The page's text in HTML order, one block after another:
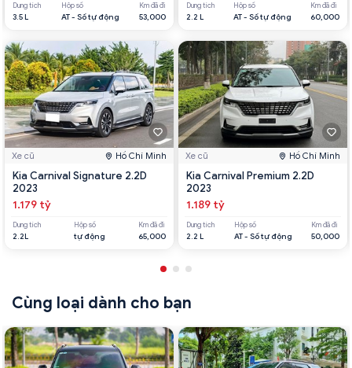
Dung tích
3.5 L
Hộp số
AT - Số tự động
Km đã đi
53,000
Xe cũ Hồ Chí Minh
Kia Carnival Signature 2.2D
2023
1.179 tỷ
Dung tích
2.2L
Hộp số
tự động
Km đã đi
65,000
Dung tích
2.2 L
Hộp số
AT - Số tự động
Km đã đi
60,000
Xe cũ Hồ Chí Minh
Kia Carnival Premium 2.2D
2023
1.189 tỷ
Dung tích
2.2 L
Hộp số
AT - Số tự động
Km đã đi
50,000
Cùng loại dành cho bạn